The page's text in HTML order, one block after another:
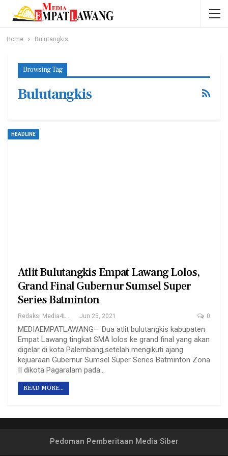
Home Bulutangkis
Browsing Tag
Bulutangkis
HEADLINE
Atlit Bulutangkis Empat Lawang Lolos,
Grand Final Gubernur Sumsel Super
Series Batminton
Jun 25, 2021 0
MEDIAEMPATLAWANG— Dua atlit bulutangkis kabupaten
Empat Lawang tingkat SMA lolos ke grand final yang akan
digelar di kota Palembang,setelah mengikuti ajang
kejuaraan Gubernur Sumsel Super Series Batminton Zona
II dikota Pagaralam pada…
READ MORE...
Pedoman Pemberitaan Media Siber